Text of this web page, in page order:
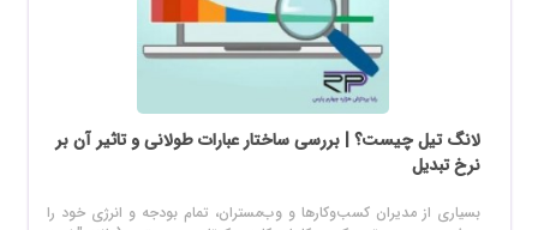
لانگ تیل چیست؟ | بررسی ساختار عبارات طولانی و تاثیر آن بر
نرخ تبدیل
بسیاری از مدیران کسب‌وکارها و وب‌مستران، تمام بودجه و انرژی خود را